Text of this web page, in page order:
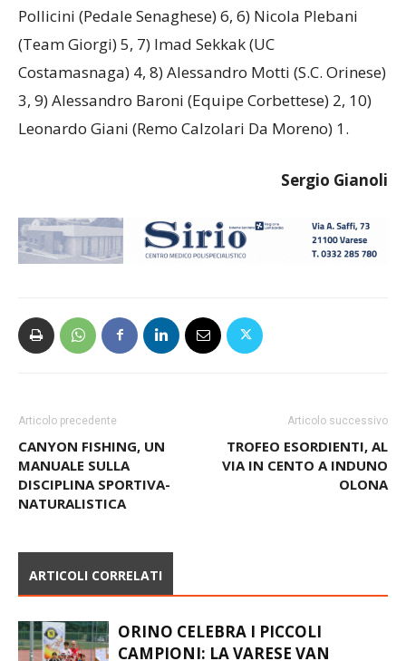
Pollicini (Pedale Senaghese) 6, 6) Nicola Plebani
(Team Giorgi) 5, 7) Imad Sekkak (UC
Costamasnaga) 4, 8) Alessandro Motti (S.C. Orinese)
3, 9) Alessandro Baroni (Equipe Corbettese) 2, 10)
Leonardo Giani (Remo Calzolari Da Moreno) 1.
Sergio Gianoli
Articolo precedente
CANYON FISHING, UN
MANUALE SULLA
DISCIPLINA SPORTIVA-
NATURALISTICA
Articolo successivo
TROFEO ESORDIENTI, AL
VIA IN CENTO A INDUNO
OLONA
ARTICOLI CORRELATI
ORINO CELEBRA I PICCOLI
CAMPIONI: LA VARESE VAN